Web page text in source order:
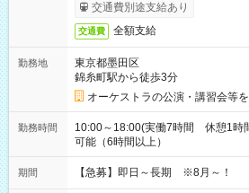
交通費別途支給あり
交通費 全額支給
勤務地
東京都墨田区
錦糸町駅から徒歩3分
オーケストラの公演・講習会等
勤務時間
10:00～18:00(実働7時間 休憩1時
可能（6時間以上）
期間 【急募】即日～長期 ※8月～！